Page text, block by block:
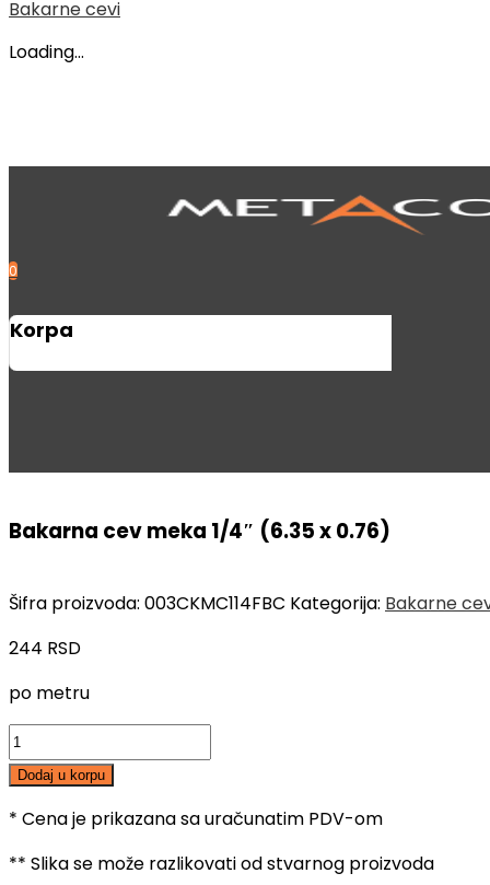
0
Korpa
Search
Bakarne cevi
Loading...
Bakarna cev meka 1/4″ (6.35 x 0.76)
Šifra proizvoda: 003CKMC114FBC Kategorija: Bakarne
244 RSD
po metru
Bakarna
cev
meka
1/4"
Dodaj u korpu
* Cena je prikazana sa uračunatim PDV-om
** Slika se može razlikovati od stvarnog proizvoda